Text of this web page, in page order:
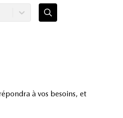
à vos besoins, et